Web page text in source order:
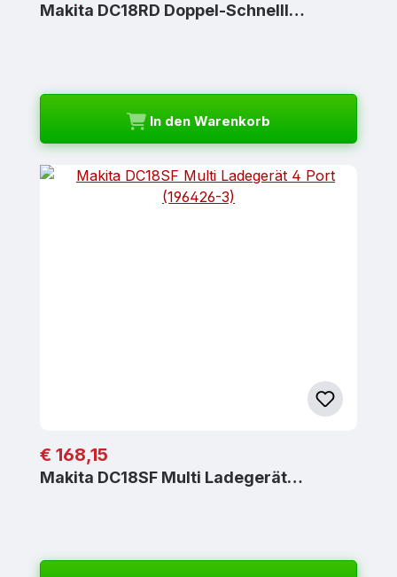
Makita DC18RD Doppel-Schnelll…
In den Warenkorb
Regulärer Preis:
€ 168,15
Makita DC18SF Multi Ladegerät…